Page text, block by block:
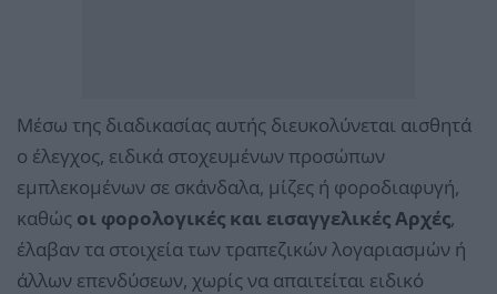
Μέσω της διαδικασίας αυτής διευκολύνεται αισθητά
ο έλεγχος, ειδικά στοχευμένων προσώπων
εμπλεκομένων σε σκάνδαλα, μίζες ή φοροδιαφυγή,
καθώς οι φορολογικές και εισαγγελικές Αρχές,
έλαβαν τα στοιχεία των τραπεζικών λογαριασμών ή
άλλων επενδύσεων, χωρίς να απαιτείται ειδικό